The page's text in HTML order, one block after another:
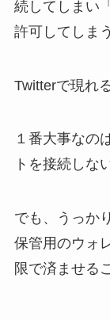
続してしまい
許可してしま
Twitterで現れ
１番大事なの
トを接続しな
でも、うっか
保管用のウォ
限で済ませる